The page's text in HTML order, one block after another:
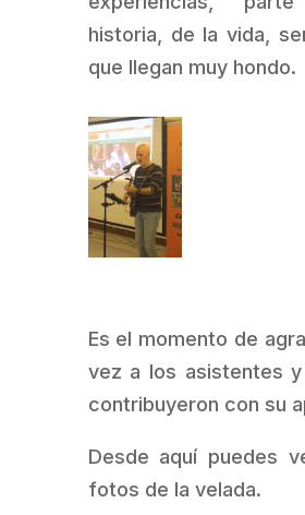
historia, de la vida,
que llegan muy hondo.
Es el momento de
vez a los asistentes
contribuyeron con su
Desde aquí puedes
fotos de la velada.